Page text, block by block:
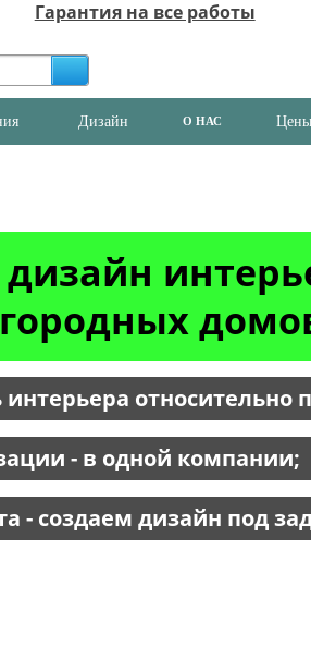
Гарантия на все работы
Дизайн О НАС Цены
относительно
- в одной компании;
- создаем дизайн под